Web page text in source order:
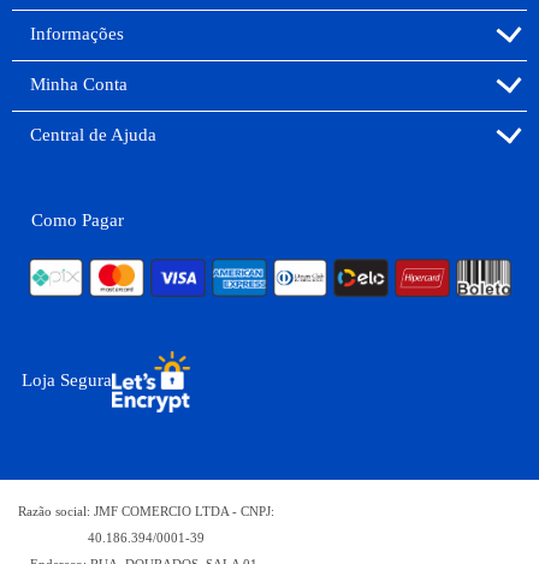
Informações
Minha Conta
Central de Ajuda
Como Pagar
Loja Segura
Razão social: JMF COMERCIO LTDA - CNPJ:
40.186.394/0001-39